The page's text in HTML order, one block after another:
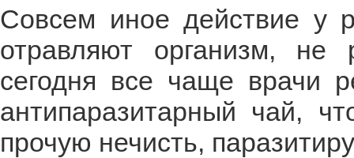
Совсем иное действие у
отравляют организм, не
сегодня все чаще врачи
антипаразитарный чай,
прочую нечисть,